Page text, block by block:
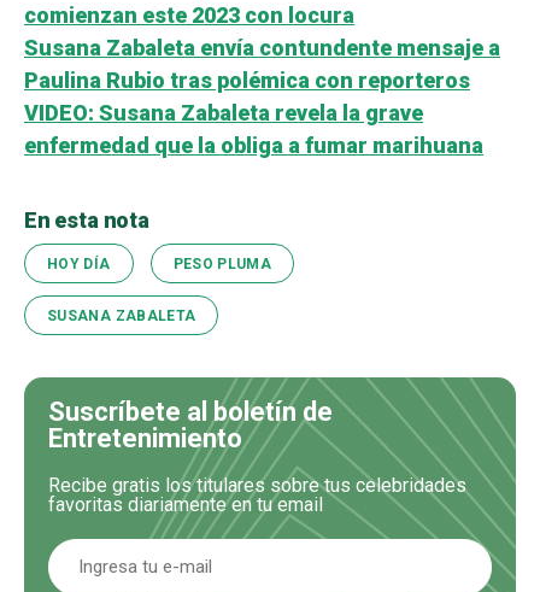
comienzan este 2023 con locura
Susana Zabaleta envía contundente mensaje a
Paulina Rubio tras polémica con reporteros
VIDEO: Susana Zabaleta revela la grave
enfermedad que la obliga a fumar marihuana
En esta nota
HOY DÍA PESO PLUMA
SUSANA ZABALETA
Suscríbete al boletín de
Entretenimiento
Recibe gratis los titulares sobre tus celebridades
favoritas diariamente en tu email